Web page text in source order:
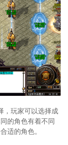
，玩家可以选择成
的角色有着不同
适的角色。